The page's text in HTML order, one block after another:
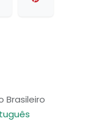
Brasileiro